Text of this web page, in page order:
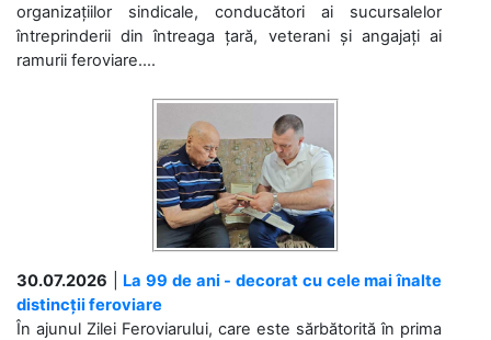
organizațiilor sindicale, conducători ai sucursalelor
întreprinderii din întreaga țară, veterani și angajați ai
ramurii feroviare....
30.07.2026
La 99 de ani - decorat cu cele mai înalte
distincții feroviare
În ajunul Zilei Feroviarului, care este sărbătorită în prima